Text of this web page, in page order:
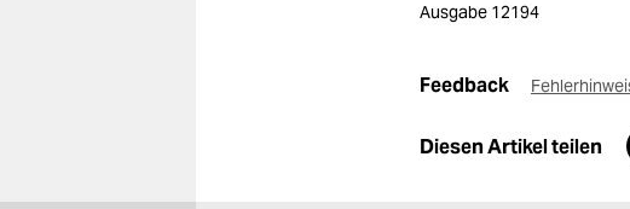
Ausgabe 12194
Feedback
Diesen Artikel teilen